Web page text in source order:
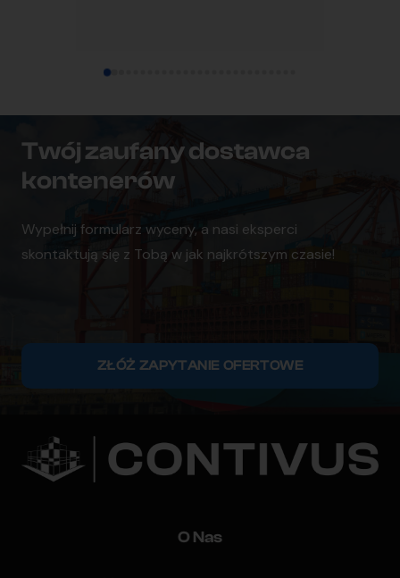
Twój zaufany dostawca
kontenerów
Wypełnij formularz wyceny, a nasi eksperci
skontaktują się z Tobą w jak najkrótszym czasie!
ZŁÓŻ ZAPYTANIE OFERTOWE
O Nas